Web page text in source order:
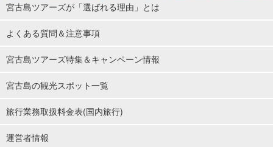
宮古島ツアーズが「選ばれる理由」とは
よくある質問＆注意事項
宮古島ツアーズ特集＆キャンペーン情報
宮古島の観光スポット一覧
旅行業務取扱料金表(国内旅行)
運営者情報